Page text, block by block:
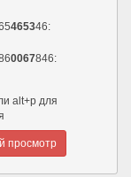
465346:
0067846:
alt+p для